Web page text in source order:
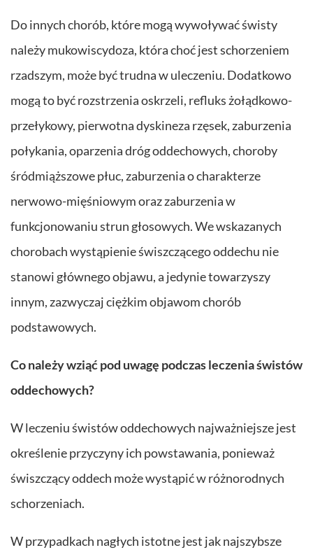
Do innych chorób, które mogą wywoływać świsty
należy mukowiscydoza, która choć jest schorzeniem
rzadszym, może być trudna w uleczeniu. Dodatkowo
mogą to być rozstrzenia oskrzeli, refluks żołądkowo-
przełykowy, pierwotna dyskineza rzęsek, zaburzenia
połykania, oparzenia dróg oddechowych, choroby
śródmiąższowe płuc, zaburzenia o charakterze
nerwowo-mięśniowym oraz zaburzenia w
funkcjonowaniu strun głosowych. We wskazanych
chorobach wystąpienie świszczącego oddechu nie
stanowi głównego objawu, a jedynie towarzyszy
innym, zazwyczaj ciężkim objawom chorób
podstawowych.
Co należy wziąć pod uwagę podczas leczenia świstów
oddechowych?
W leczeniu świstów oddechowych najważniejsze jest
określenie przyczyny ich powstawania, ponieważ
świszczący oddech może wystąpić w różnorodnych
schorzeniach.
W przypadkach nagłych istotne jest jak najszybsze